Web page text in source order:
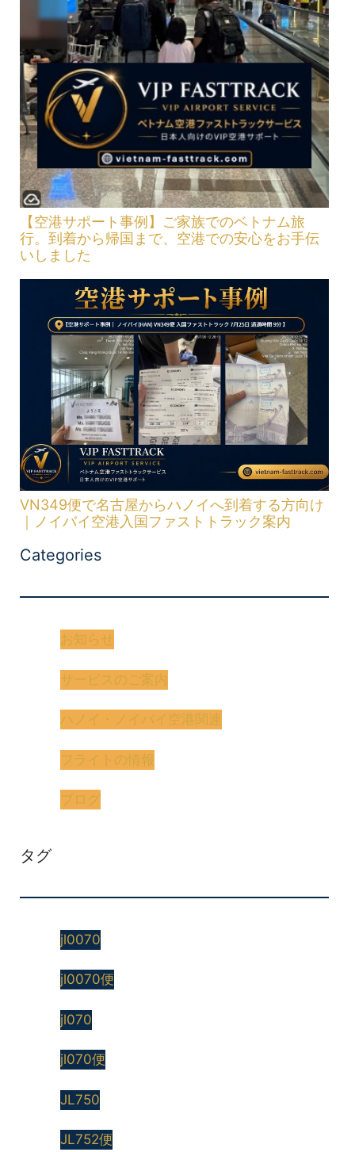
【空港サポート事例】ご家族でのベトナム旅
行。到着から帰国まで、空港での安心をお手伝
いしました
VN349便で名古屋からハノイへ到着する方向け
｜ノイバイ空港入国ファストトラック案内
Categories
お知らせ
サービスのご案内
ハノイ・ノイバイ空港関連
フライトの情報
ブログ
タグ
jl0070
jl0070便
jl070
jl070便
JL750
JL752便